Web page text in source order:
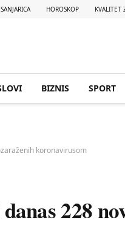
SANJARICA HOROSKOP KVALITET
BIZNIS SPORT
koronavirusom
228